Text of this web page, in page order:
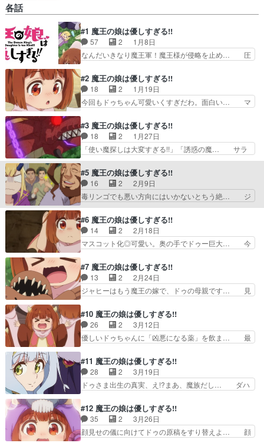
スだけど誘惑部隊には向かなかった… ドゥがおっ
きくなってからのあのビジュアル… 世界名作劇場
のおばはん声の幼女みたいな趣… 久野ちゃんには
難しいよね～。人前で泣かな… 「魔王の娘がイメ
チェンしすぎる!!」「○… サティちゃん、めっち
ゃポンコツだけど料理…
各話
#1 魔王の娘は優しすぎる!!
57 2
1月8日
なんだいきなり魔王軍！魔王様が侵略を止め… 圧
が絶妙に昔っぽいようで古臭くは感じな… 優しす
ぎる魔王の娘に残虐な心を教え込もう… 「みんな
を助ける魔族になりたい」周りの邪… “ああああ
ぁぁぁ………”40代独身ぼっち… 癒しものすごく
童謡が始まったｗ本当に昔… これ観てめっちゃ癒
された〜恐怖させ人々を… ただひたすらかわいい
ドゥちゃん。こんなん…
#2 魔王の娘は優しすぎる!!
18 2
1月19日
今回もドゥちゃん可愛いくすぎだわ。面白い… マ
の残虐さをイノセントなドゥが図らずも… なんだ
このアニメはｗひたすら主人公がかわ… 虐げさせ
られるはずの人間たちを、ドゥちゃ… 前回みたく
ゆる〜い勘違いコメディが続くの… シイタケるし
くて良い子すぎて爆萌えが… 人間を虐げる試練を
与えたものの「しいたけ… シリーズ構成さんの暴
走じゃないよね？原作…
#3 魔王の娘は優しすぎる!!
18 2
1月27日
「使い魔探しは大変すぎる!!」「誘惑の魔… サラ
マンドラと謎な魔物。魔物はドゥーの回… 森で魔
獣に囚われていたドラゴンを助けたら… ロリ淫魔
が誘惑するなら方向性が違う……！… 癒される
が、毎話歌をはさまないといけない… ドゥの歌の
パート、どういう気持ちで見れば… 俺はずっと思
ラボか！？！？ジャヒーさん… ドゥちゃんの優し
さがまた爆発してて、サラ… あと、久野美咲さん
の声が見事に幼女なのは…
#5 魔王の娘は優しすぎる!!
16 2
2月9日
毒リンゴでも悪い方向にはいかないとちう絶… ジ
ャヒーの企みと魔王の賛成。流れでジャヒ… 魔王
が姫拷の魔王様のごとき粋な計らい。天… ドゥち
ゃんに毒リンゴを渡して人間に食べさ…
2/16(月)20:20～⋆˖୨୧---… 終了するつもりだった
けど流れで見てしまっ… やってること英雄じゃね
ず”光”すぎてめっち… ドゥちゃんの毒リンゴ作戦
が予想外の方向に… 「神の使いが迷惑すぎる!!」
「神の使い（…
#6 魔王の娘は優しすぎる!!
14 2
2月18日
マスコット化◎可愛い。奥の手でドゥー巨大… 今
ちゃんが大きく変身落石事故も体が大き… ただの
酔ってる大橋彩香ドゥ様デッッッッッ… サキュバ
スだけど誘惑部隊には向かなかった… ドゥがおっ
きくなってからのあのビジュアル… 世界名作劇場
難しいよね～。人前で泣かな… 「魔王の娘がイメ
チェンしすぎる!!」「○… サティちゃん、めっち
ゃポンコツだけど料理…
#7 魔王の娘は優しすぎる!!
13 2
2月24日
ジャヒーはもう魔王の嫁で、ドゥの母親です… 見
みんなで旅行に来たけどドゥちゃん道聞… ドゥ
様、ほんといい子すぎジャヒーお姉ちゃ… 体が小
さすぎて卓球台の上に乗ってるのがか… 「恐怖の
怪物がみにくすぎる!!」「霊怪楼… 恐ろしい魔物
らせ屋、ゴーシュとウルーン… 今週も〝魔王の娘
が可愛すぎる！！（笑）ド… 魔族ですら恐れると
いう恐怖の怪物…ゴーシ…
#10 魔王の娘は優しすぎる!!
26 2
3月12日
優しいドゥちゃんに「凶悪になる薬」を飲ま… 最
のゲストキャラみんな面白かった(*^… 25)今回の
EテレたいむはホントにEテレ… ⑬声だけ魔王様
になる薬から…⑮「入れ替わ… ①魔王の側近は過
労すぎる!!②同僚のヤー… 無限ドゥ様・ゲーミン
出して遂にと思った… 魔女の薬が効きすぎてドゥ
ちゃんが凶悪モー… 勇者ウルくんの仲間として声
の出演をさせて…
#11 魔王の娘は優しすぎる!!
28 2
3月19日
ドゥさま出生の真実、え!?まあ、魔族だし… ダハ
追われる女性と謎のシルエット。ジャ… ドゥちゃ
んのママダハーカ登場でもドゥちゃ… ドゥ出生の
秘密が明かされる回です。超強い… えーと、17
歳の母親っぽい人は実は母親で… ①寝る前に絵本
#12 魔王の娘は優しすぎる!!
35 2
3月26日
顔見せの儀に向けてドゥの原稿をすり替えよ… 顔